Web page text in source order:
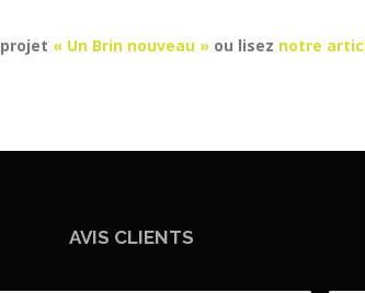
« Un Brin nouveau » ou lisez notre
AVIS CLIENTS